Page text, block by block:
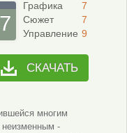
Графика
Сюжет
Управление
7
7
9
СКАЧАТЬ
многим
неизменным -